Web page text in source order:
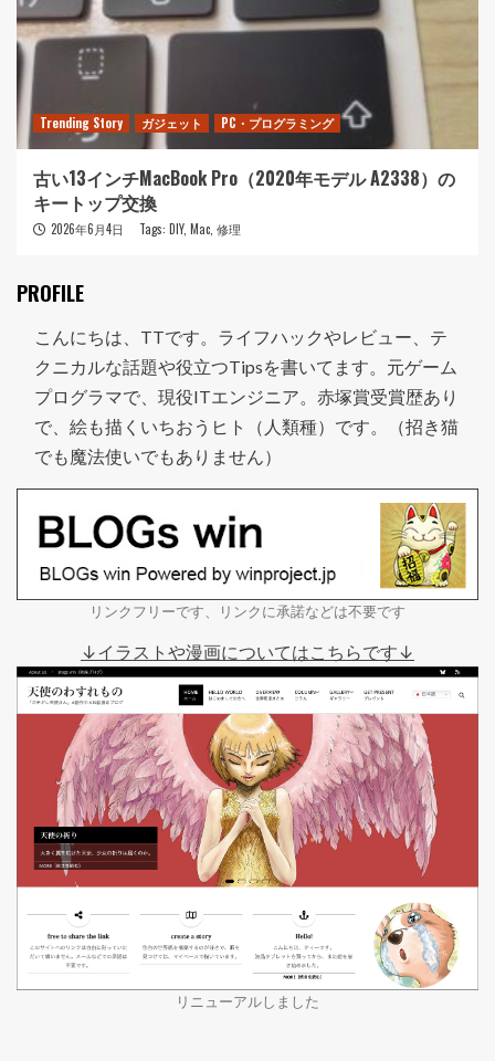
Trending Story ガジェット PC・プログラミング
古い13インチMacBook Pro（2020年モデル A2338）の
キートップ交換
2026年6月4日 Tags: DIY, Mac 修理
PROFILE
こんにちは、TTです。ライフハックやレビュー、テ
クニカルな話題や役立つTipsを書いてます。元ゲーム
プログラマで、現役ITエンジニア。赤塚賞受賞歴あり
で、絵も描くいちおうヒト（人類種）です。（招き猫
でも魔法使いでもありません）
リンクフリーです、リンクに承諾などは不要です
↓イラストや漫画についてはこちらです↓
リニューアルしました